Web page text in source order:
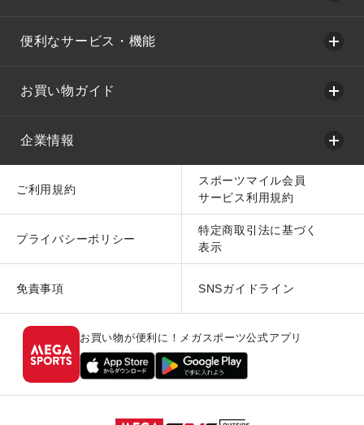
便利なサービス・機能
お買い物ガイド
企業情報
ご利用規約
スポーツマイル会員
サービス利用規約
プライバシーポリシー
特定商取引法に基づく
表示
免責事項 SNSガイドライン
お買い物が便利に！メガスポーツ公式アプリ